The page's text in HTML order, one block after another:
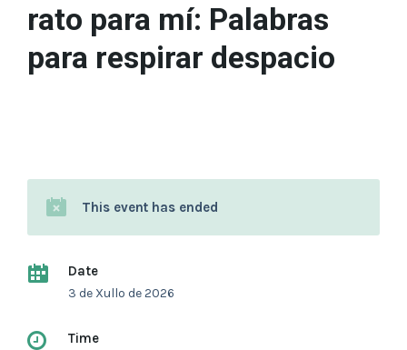
rato para mí: Palabras
para respirar despacio
This event has ended
Date
3 de Xullo de 2026
Time